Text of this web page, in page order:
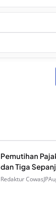
Pemutihan
dan Tiga
Redaktur CowasJP